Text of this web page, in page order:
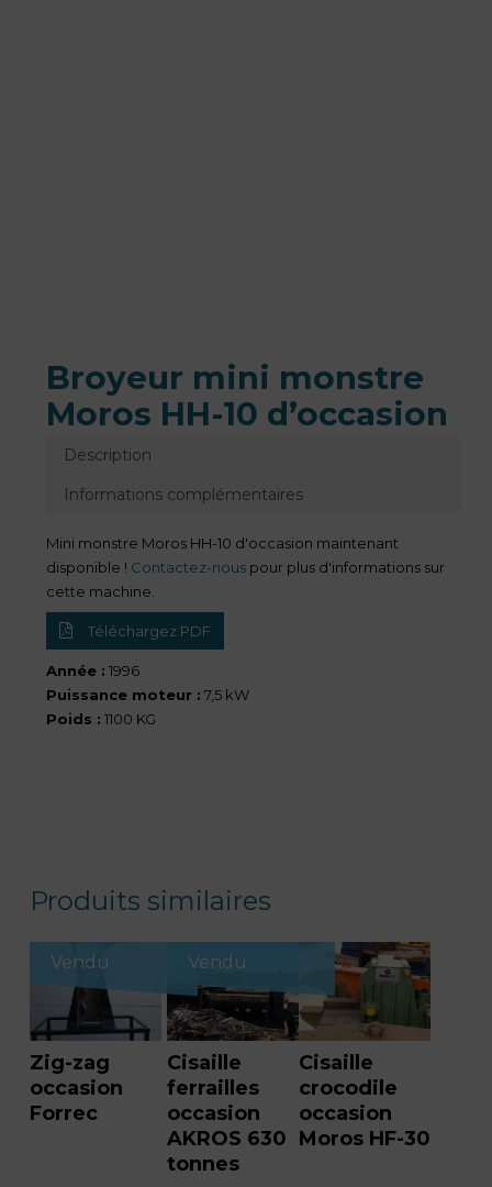
Broyeur mini monstre
Moros HH-10 d’occasion
Description
Informations complémentaires
Mini monstre Moros HH-10 d'occasion maintenant
disponible ! Contactez-nouspour plus d'informations sur
cette machine.
Téléchargez PDF
Année : 1996
Puissance moteur : 7,5 kW
Poids : 1100 KG
Produits similaires
Vendu
Zig-zag
occasion
Forrec
Vendu
Cisaille
ferrailles
occasion
AKROS 630
tonnes
Cisaille
crocodile
occasion
Moros HF-30